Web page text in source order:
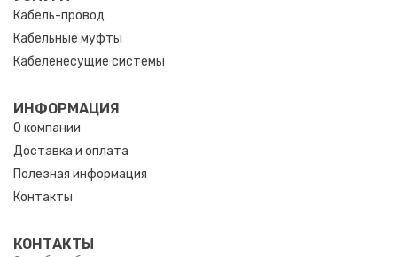
Кабель-провод
Кабельные муфты
Кабеленесущие системы
ИНФОРМАЦИЯ
О компании
Доставка и оплата
Полезная информация
Контакты
КОНТАКТЫ